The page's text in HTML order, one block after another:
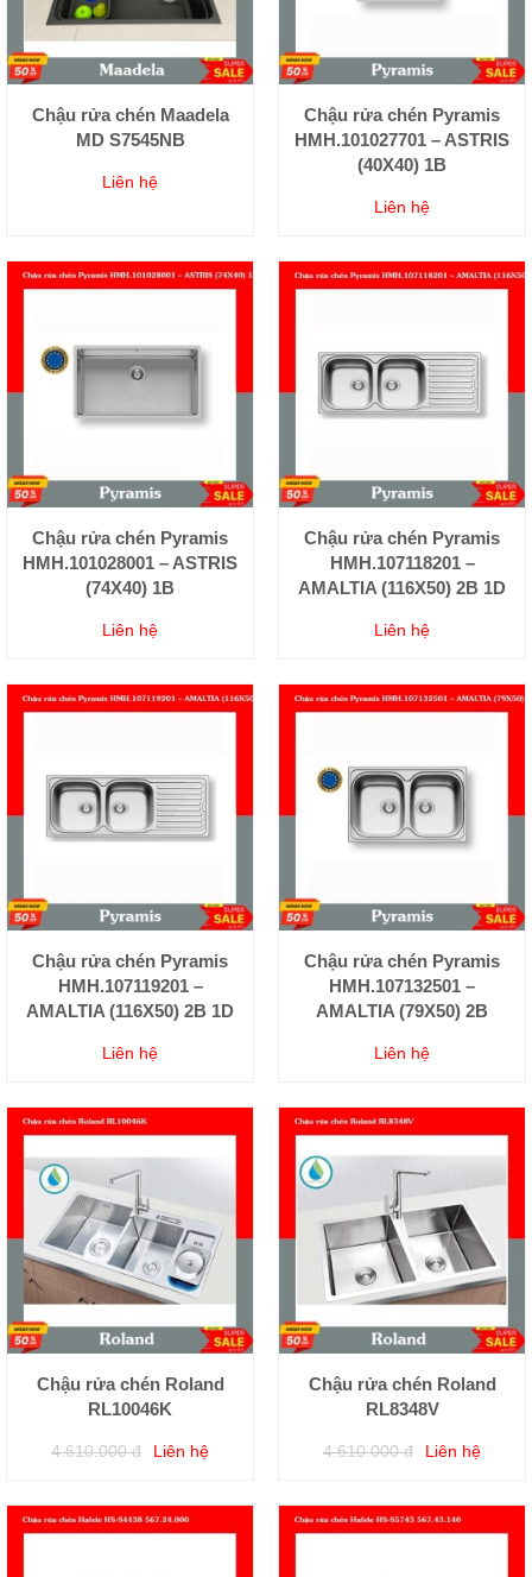
Chậu rửa chén Maadela
MD S7545NB
Liên hệ
Chậu rửa chén Pyramis
HMH.101027701 – ASTRIS
(40X40) 1B
Liên hệ
Chậu rửa chén Pyramis
HMH.101028001 – ASTRIS
(74X40) 1B
Liên hệ
Chậu rửa chén Pyramis
HMH.107118201 –
AMALTIA (116X50) 2B 1D
Liên hệ
Chậu rửa chén Pyramis
HMH.107119201 –
AMALTIA (116X50) 2B 1D
Liên hệ
Chậu rửa chén Pyramis
HMH.107132501 –
AMALTIA (79X50) 2B
Liên hệ
Chậu rửa chén Roland
RL10046K
4.610.000 đ Liên hệ
Chậu rửa chén Roland
RL8348V
4.610.000 đ Liên hệ